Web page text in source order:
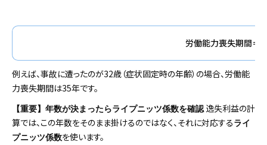
労働能力喪失期間＝
例えば、事故に遭ったのが32歳（症状固定時の年齢）の場合、労働能
力喪失期間は35年です。
【重要】年数が決まったらライプニッツ係数を確認 逸失利益の計
算では、この年数をそのまま掛けるのではなく、それに対応する ライ
プニッツ係数を使います。